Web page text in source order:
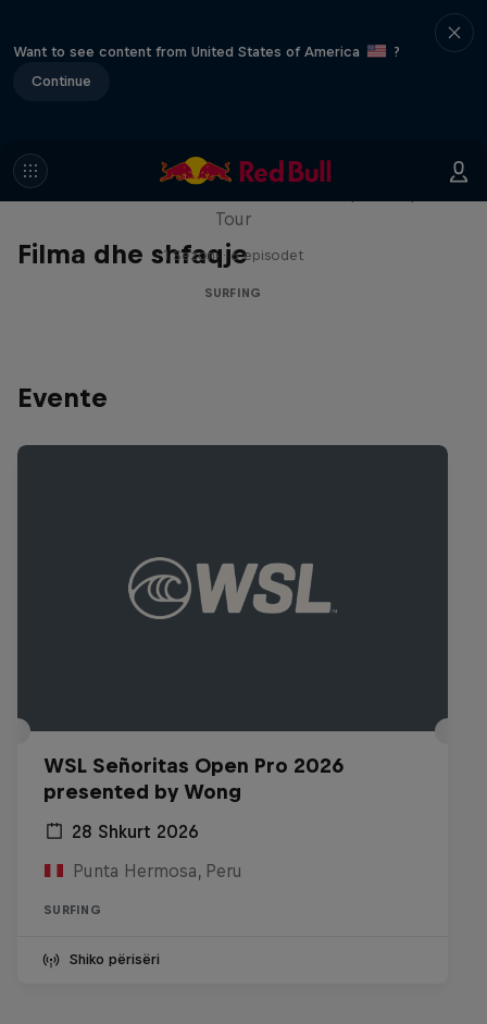
Want to see content from United States of America
?
Continue
Filma dhe shfaqje
WSL Replay
Tour
1 Sezoni · 6 episodet
SURFING
Evente
WSL Señoritas Open Pro 2026
presented by Wong
28 Shkurt 2026
Punta Hermosa, Peru
SURFING
Shiko përisëri